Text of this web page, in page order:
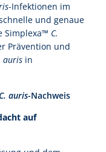
-Infektionen im
und genaue
Simplexa™ C.
Prävention und
auris in
C. auris-Nachweis
auf